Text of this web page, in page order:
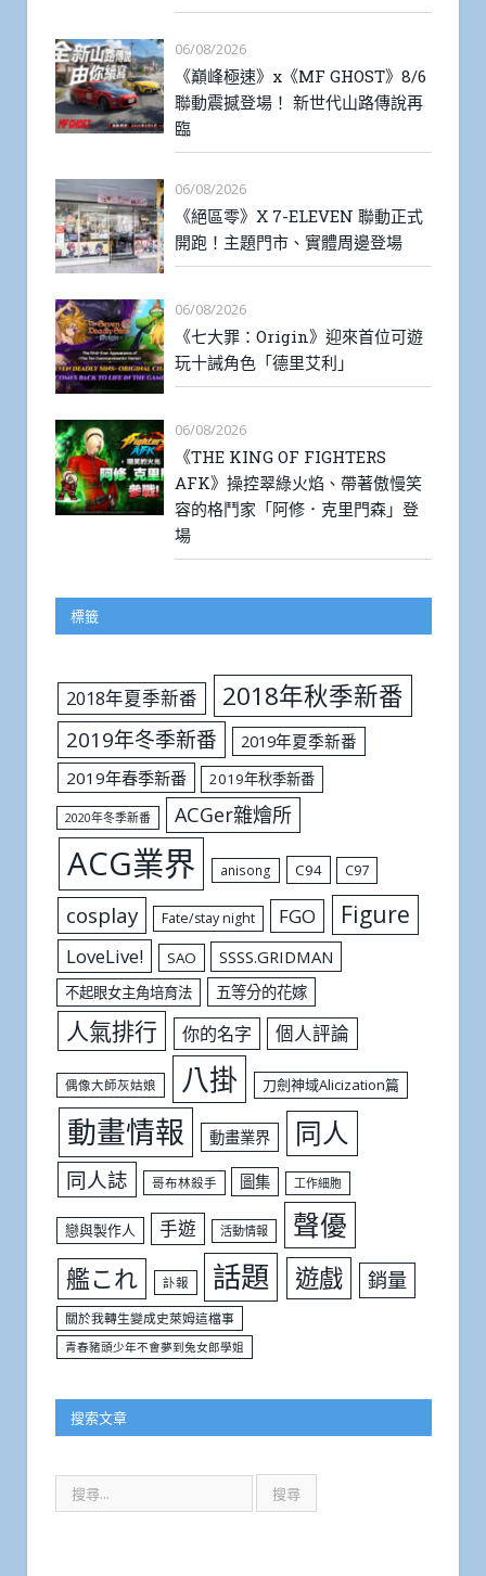
06/08/2026
《巔峰極速》x《MF GHOST》8/6
聯動震撼登場！ 新世代山路傳說再
臨
06/08/2026
《絕區零》X 7-ELEVEN 聯動正式
開跑！主題門市、實體周邊登場
06/08/2026
《七大罪：Origin》迎來首位可遊
玩十誡角色「德里艾利」
06/08/2026
《THE KING OF FIGHTERS
AFK》操控翠綠火焰、帶著傲慢笑
容的格鬥家「阿修．克里門森」登
場
標籤
2018年夏季新番 2018年秋季新番
2019年冬季新番
2019年夏季新番
2019年春季新番
2019年秋季新番
2020年冬季新番 ACGer雜燴所
ACG業界 anisong C94 C97
cosplay Fate/stay night FGO Figure
LoveLive! SAO SSSS.GRIDMAN
不起眼女主角培育法 五等分的花嫁
人氣排行 你的名字 個人評論
偶像大師灰姑娘 八掛 刀劍神域Alicization篇
動畫情報 動畫業界 同人
同人誌 哥布林殺手 圖集 工作細胞
戀與製作人 手遊 活動情報 聲優
艦これ 訃報 話題 遊戲 銷量
關於我轉生變成史萊姆這檔事
青春豬頭少年不會夢到兔女郎學姐
搜索文章